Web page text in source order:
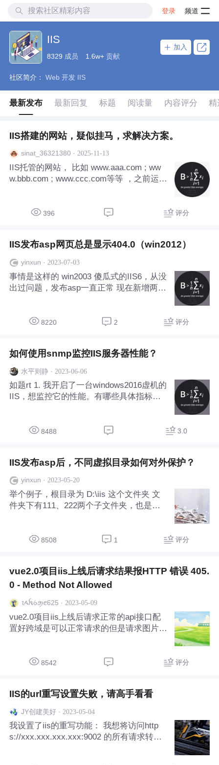
登录 频道
IIS
8329 成员 1.6w+ 贡献
加入
社区简介： Web 开发 IIS
最新发布 最新回复 标题 阅读量 内容评分 精
IIS搭建的网站，疑似挂马，求解决方案。
sinat_36321380 · 2025-11-13
IIS托管的网站， 比如 www.aaa.com ; ww
w.bbb.com ; www.ccc.com等等 ，之前运行
w.bbb.com/home
396 评分
IIS发布asp网页总是显示404.0（win2012）
yinxun · 2023-07-03
事情是这样的 win2003 傻瓜式的IIS6，从没
出过问题，发布asp一直正常 现在新增两台
支持32位 启用32位应用程序-true 即可（其
8220 2 评分
如何使用snmp监控IIS服务器性能？
水平则静· 2023-06-06
如题rt 1. 我开启了一台windows2016虚机的
IIS，想监控它的性能。有哪些具体指标？
的？ 2. 如何计算cpu使用率？ 使用mib浏览
8488 3.0
IIS发布asp后，不同虚拟目录如何对外保护？
yinxun · 2023-05-20
举个例子，根目录为 D:\iis 这个文件夹 文
件夹下有111、222两个子文件夹，也是两
p://127.0.0.0.1/111/i
8508 1 评分
vue2.0项目iis上线后请求结果报HTTP 错误 405.
0 - Method Not Allowed
ᝰꫝꪉꪯꫀ625 · 2023-05-09
vue2.0项目iis上线后请求正常的api接口配
置好跨域是可以正常请求的但是请求图片上
tms.i-daeshin.cn:600
8542 评分
IIS的url重写设置失败，请高手看看
JY创建美好· 2023-05-04
我设置了iis的重写功能： 我想将访问http
s://xxx.xxx.xxx.xxx:9002 的所有请求转发